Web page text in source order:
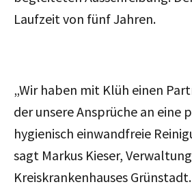
Laufzeit von fünf Jahren.
„Wir haben mit Klüh einen
der unsere Ansprüche an eine
hygienisch einwandfreie
sagt Markus Kieser,
Kreiskrankenhauses